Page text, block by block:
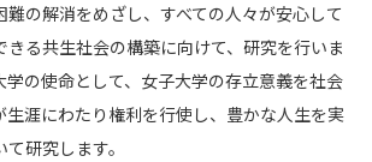
難の解消をめざし、すべての人々が安心して
る共生社会の構築に向けて、研究を行いま
学の使命として、女子大学の存立意義を社会
生涯にわたり権利を行使し、豊かな人生を実
研究します。